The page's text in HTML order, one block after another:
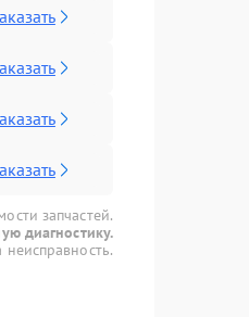
запчастей.
диагностику.